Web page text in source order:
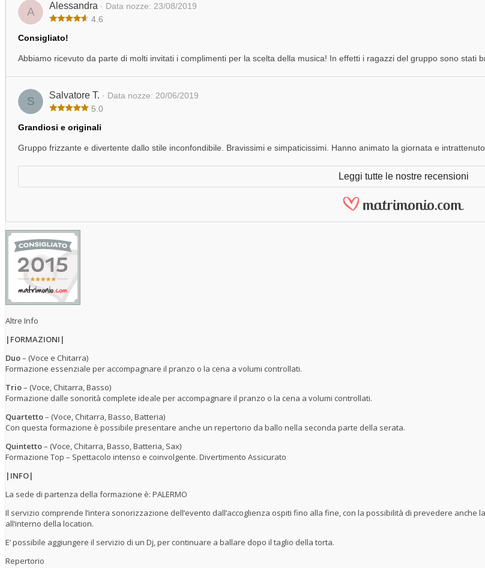
A Alessandra · Data nozze: 23/08/2019
4.6
Consigliato!
Abbiamo ricevuto da parte di molti invitati i complimenti per la scelta della musica! In effetti i ragazzi del gruppo sono stati
S Salvatore T. · Data nozze: 20/06/2019
5.0
Grandiosi e originali
Gruppo frizzante e divertente dallo stile inconfondibile. Bravissimi e simpaticissimi. Hanno animato la giornata e
Leggi tutte le nostre recensioni
Altre Info
|FORMAZIONI|
Duo– (Voce e Chitarra)
Formazione essenziale per accompagnare il pranzo o la cena a volumi controllati.
Trio– (Voce, Chitarra, Basso)
Formazione dalle sonorità complete ideale per accompagnare il pranzo o la cena a volumi controllati.
Quartetto– (Voce, Chitarra, Basso, Batteria)
Con questa formazione è possibile presentare anche un repertorio da ballo nella seconda parte della serata.
Quintetto– (Voce, Chitarra, Basso, Batteria, Sax)
Formazione Top – Spettacolo intenso e coinvolgente. Divertimento Assicurato
|INFO|
La sede di partenza della formazione è: PALERMO
Il servizio comprende l’intera sonorizzazione dell’evento dall’accoglienza ospiti fino alla fine, con la possibilità di prevedere
all’interno della location.
E’ possibile aggiungere il servizio di un Dj, per continuare a ballare dopo il taglio della torta.
Repertorio